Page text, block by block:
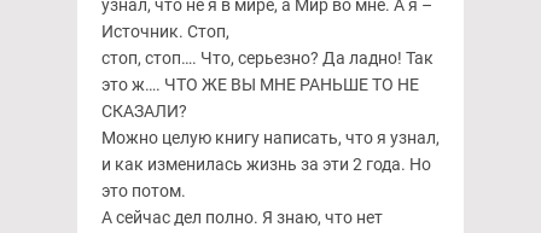
узнал, что не я в мире, а Мир во мне. А я –
Источник. Стоп,
стоп, стоп…. Что, серьезно? Да ладно! Так
это ж…. ЧТО ЖЕ ВЫ МНЕ РАНЬШЕ ТО НЕ
СКАЗАЛИ?
Можно целую книгу написать, что я узнал,
и как изменилась жизнь за эти 2 года. Но
это потом.
А сейчас дел полно. Я знаю, что нет